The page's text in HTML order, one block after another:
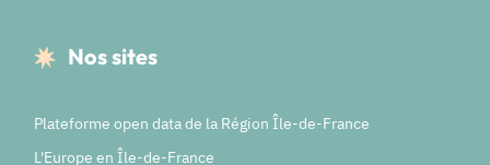
Nos sites
Plateforme open data de la Région Île-de-France
L'Europe en Île-de-France